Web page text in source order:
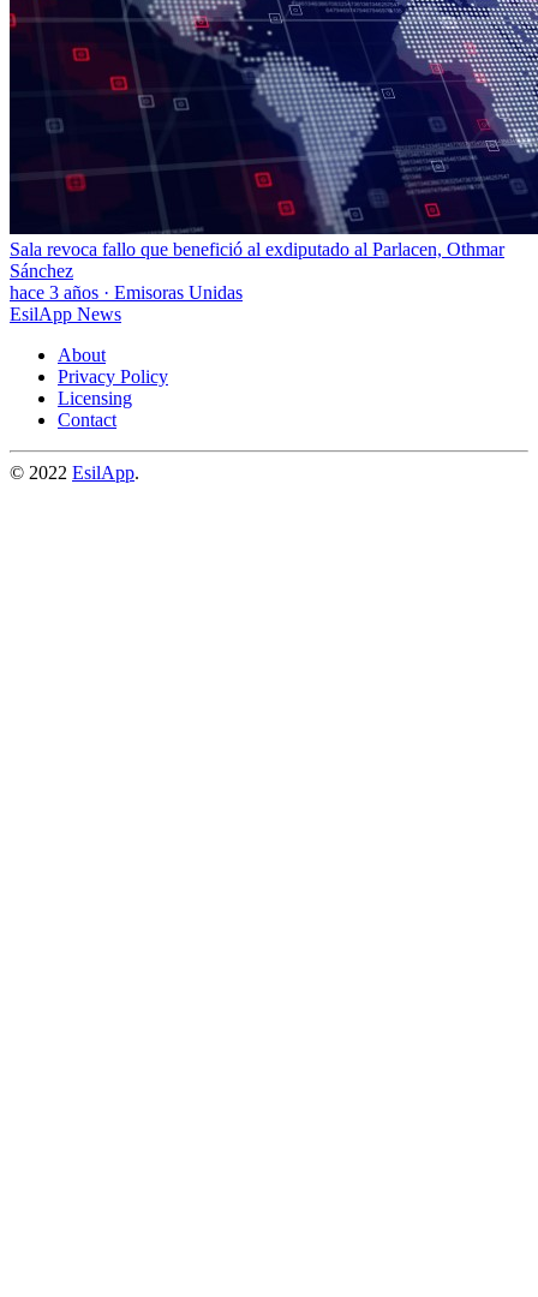
Sala revoca fallo que benefició al exdiputado al Parlacen, Othmar
Sánchez
hace 3 años · Emisoras Unidas
EsilApp News
About
Privacy Policy
Licensing
Contact
© 2022 EsilApp.